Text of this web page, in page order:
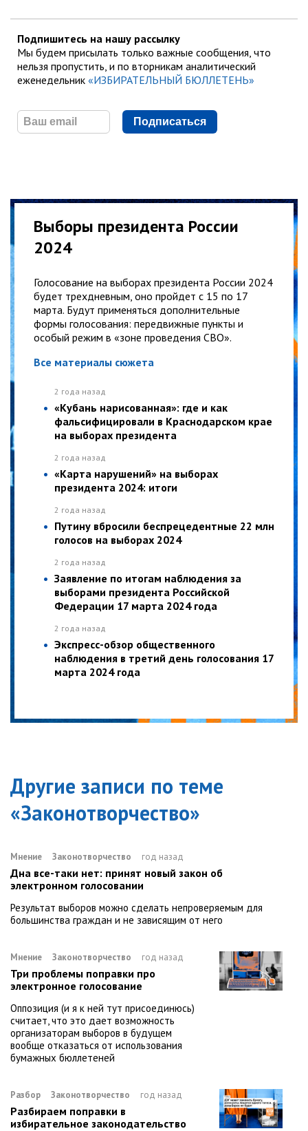
Подпишитесь на нашу рассылку
Мы будем присылать только важные сообщения, что
нельзя пропустить, и по вторникам аналитический
еженедельник «ИЗБИРАТЕЛЬНЫЙ БЮЛЛЕТЕНЬ»
Подписаться
Выборы президента России
2024
Голосование на выборах президента России 2024
будет трехдневным, оно пройдет с 15 по 17
марта. Будут применяться дополнительные
формы голосования: передвижные пункты и
особый режим в «зоне проведения СВО».
Все материалы сюжета
2 года назад
«Кубань нарисованная»: где и как
фальсифицировали в Краснодарском крае
на выборах президента
2 года назад
«Карта нарушений» на выборах
президента 2024: итоги
2 года назад
Путину вбросили беспрецедентные 22 млн
голосов на выборах 2024
2 года назад
Заявление по итогам наблюдения за
выборами президента Российской
Федерации 17 марта 2024 года
2 года назад
Экспресс-обзор общественного
наблюдения в третий день голосования 17
марта 2024 года
Другие записи по теме
«Законотворчество»
Мнение Законотворчество год назад
Дна все-таки нет: принят новый закон об
электронном голосовании
Результат выборов можно сделать непроверяемым для
большинства граждан и не зависящим от него
Мнение Законотворчество год назад
Три проблемы поправки про
электронное голосование
Оппозиция (и я к ней тут присоединюсь)
считает, что это дает возможность
организаторам выборов в будущем
вообще отказаться от использования
бумажных бюллетеней
Разбор Законотворчество год назад
Разбираем поправки в
избирательное законодательство